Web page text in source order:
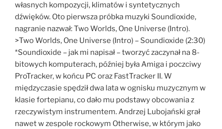
własnych kompozycji, klimatów i syntetycznych
dźwięków. Oto pierwsza próbka muzyki Soundioxide,
nagranie nazwał: Two Worlds, One Universe (Intro).
>Two Worlds, One Universe (Intro) – Soundioxide (2:30)
*Soundioxide – jak mi napisał – tworzyć zaczynał na 8-
bitowych komputerach, później była Amiga i poczciwy
ProTracker, w końcu PC oraz FastTracker II. W
międzyczasie spędził dwa lata w ognisku muzycznym w
klasie fortepianu, co dało mu podstawy obcowania z
rzeczywistym instrumentem. Andrzej Lubojański grał
nawet w zespole rockowym Otherwise, w którym jako